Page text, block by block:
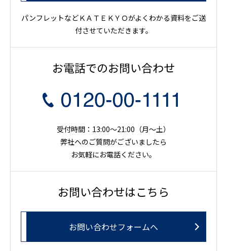
パンフレットなどＫＡＴＥＫＹＯがよくわかる資料をご送
付させていただきます。
お電話でのお問い合わせ
受付時間：13:00～21:00（月〜土）
弊社へのご質問がございましたら
お気軽にお電話ください。
お問い合わせはこちら
お問い合わせフォームへ